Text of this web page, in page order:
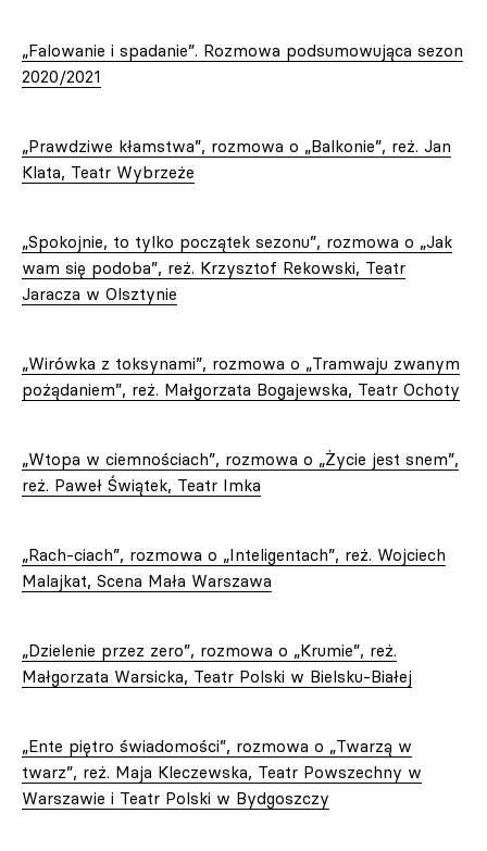
„Falowanie i spadanie”. Rozmowa podsumowująca sezon
2020/2021
„Prawdziwe kłamstwa”, rozmowa o „Balkonie”, reż. Jan
Klata, Teatr Wybrzeże
„Spokojnie, to tylko początek sezonu”, rozmowa o „Jak
wam się podoba”, reż. Krzysztof Rekowski, Teatr
Jaracza w Olsztynie
„Wirówka z toksynami”, rozmowa o „Tramwaju zwanym
pożądaniem”, reż. Małgorzata Bogajewska, Teatr Ochoty
„Wtopa w ciemnościach”, rozmowa o „Życie jest snem”,
reż. Paweł Świątek, Teatr Imka
„Rach-ciach”, rozmowa o „Inteligentach”, reż. Wojciech
Malajkat, Scena Mała Warszawa
„Dzielenie przez zero”, rozmowa o „Krumie”, reż.
Małgorzata Warsicka, Teatr Polski w Bielsku-Białej
„Ente piętro świadomości”, rozmowa o „Twarzą w
twarz”, reż. Maja Kleczewska, Teatr Powszechny w
Warszawie i Teatr Polski w Bydgoszczy